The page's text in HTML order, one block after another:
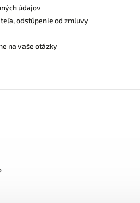
údajov
odstúpenie od zmluvy
na vaše otázky